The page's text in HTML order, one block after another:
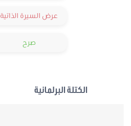
عرض السيرة الذاتية
صرح
الكتلة البرلمانية